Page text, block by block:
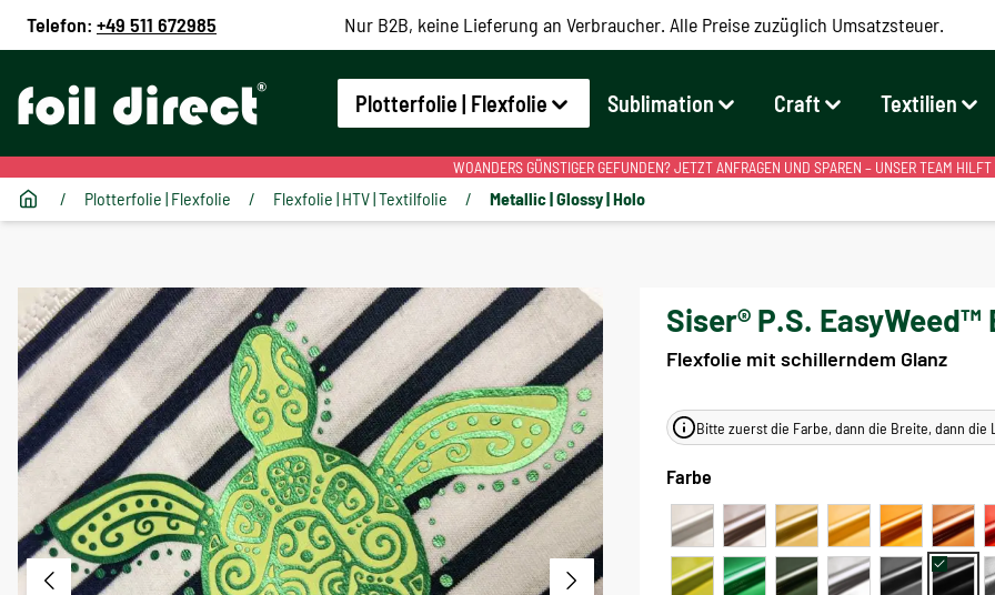
Telefon: +49 511 672985 Nur B2B, keine Lieferung an Verbraucher. Alle Preise zuzüglich Umsatzsteuer.
Plotterfolie | Flexfolie Sublimation Craft Textilien
WOANDERS GÜNSTIGER GEFUNDEN? JETZT ANFRAGEN UND SPAREN – UNSER TEAM HILFT
/ Plotterfolie | Flexfolie / Flexfolie | HTV | Textilfolie / Metallic | Glossy | Holo
Siser® P.S.
Flexfolie mit schillerndem Glanz
Bitte zuerst die Farbe, dann die Breite, dann die
Farbe